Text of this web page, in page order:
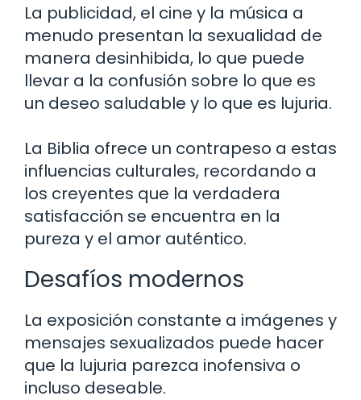
La publicidad, el cine y la música a
menudo presentan la sexualidad de
manera desinhibida, lo que puede
llevar a la confusión sobre lo que es
un deseo saludable y lo que es lujuria.
La Biblia ofrece un contrapeso a estas
influencias culturales, recordando a
los creyentes que la verdadera
satisfacción se encuentra en la
pureza y el amor auténtico.
Desafíos modernos
La exposición constante a imágenes y
mensajes sexualizados puede hacer
que la lujuria parezca inofensiva o
incluso deseable.